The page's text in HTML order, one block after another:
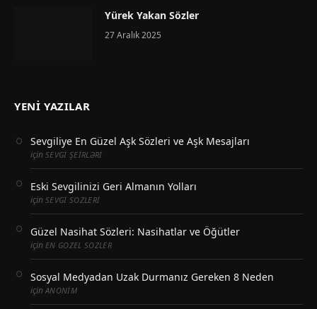
Yürek Yakan Sözler
27 Aralık 2025
YENI YAZILAR
Sevgiliye En Güzel Aşk Sözleri ve Aşk Mesajları
için SEVGI ŞEIRLƏRI
Eski Sevgilinizi Geri Almanın Yolları
için SEVGI SOZLERI
Güzel Nasihat Sözleri: Nasihatlar ve Öğütler
için EN GOZEL SOZLER
Sosyal Medyadan Uzak Durmanız Gereken 8 Neden
içinANONIM